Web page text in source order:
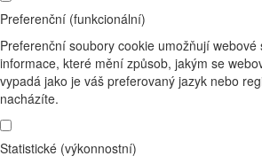
Preferenční (funkcionální)
Preferenční soubory cookie umožňují
informace, které mění způsob, jakým se
vypadá jako je váš preferovaný jazyk nebo
nacházíte.
Statistické (výkonnostní)